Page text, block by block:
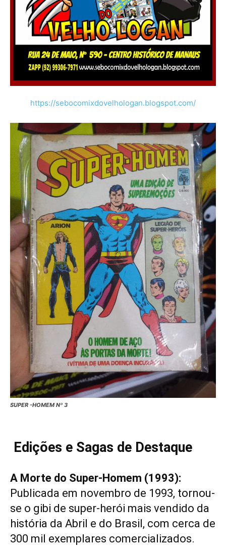
https://sebocomixdovelhologan.blogspot.com/
SUPER -HOMEM Nº 3
Edições e Sagas de Destaque
A Morte do Super-Homem (1993):
Publicada em novembro de 1993, tornou-
se o gibi de super-herói mais vendido da
história da Abril e do Brasil, com cerca de
300 mil exemplares comercializados.